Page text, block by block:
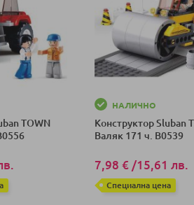
TOWN
НАЛИЧНО
Конструктор Sluban
Валяк 171 ч. B0539
7,98 € /15,61 лв.
Специална цена